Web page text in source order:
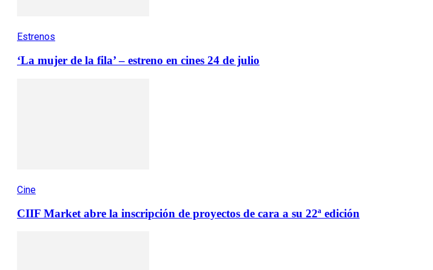
Estrenos
‘La mujer de la fila’ – estreno en cines 24 de julio
Cine
CIIF Market abre la inscripción de proyectos de cara a su 22ª edición